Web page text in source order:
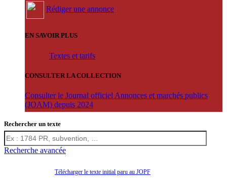
Rédiger une annonce
EN SAVOIR PLUS
Textes et tarifs
CONSULTER LA COLLECTION
Consulter le Journal officiel Annonces et marchés publics
(JOAM) depuis 2024
Rechercher un texte
Recherche avancée
Télécharger le texte initial paru au JOPF